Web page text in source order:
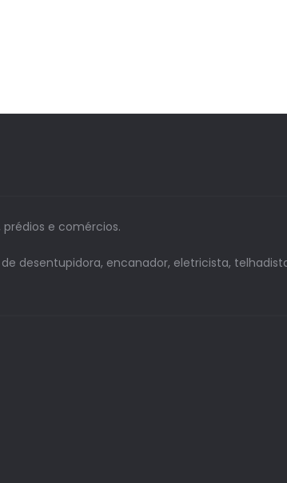
e comércios.
desentupidora, encanador, eletricista,